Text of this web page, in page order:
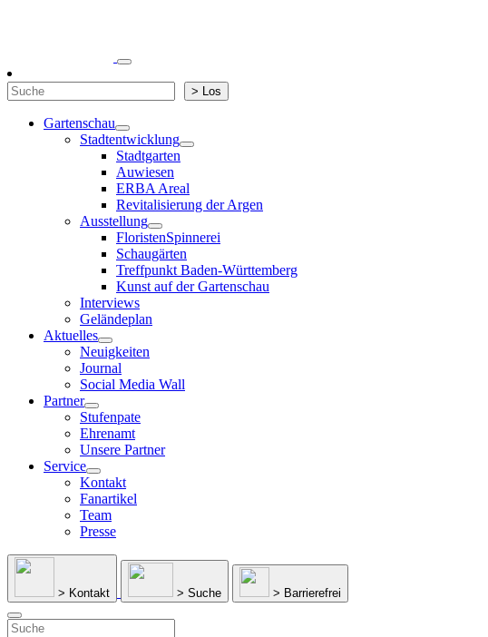
Suchen > Los
Gartenschau
Stadtentwicklung
Stadtgarten
Auwiesen
ERBA Areal
Revitalisierung der Argen
Ausstellung
FloristenSpinnerei
Schaugärten
Treffpunkt Baden-Württemberg
Kunst auf der Gartenschau
Interviews
Geländeplan
Aktuelles
Neuigkeiten
Journal
Social Media Wall
Partner
Stufenpate
Ehrenamt
Unsere Partner
Service
Kontakt
Fanartikel
Team
Presse
> Kontakt > Suche > Barrierefrei